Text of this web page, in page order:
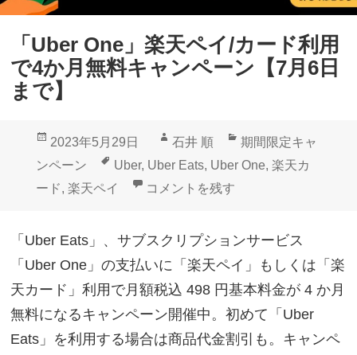
「Uber One」楽天ペイ/カード利用
で4か月無料キャンペーン【7月6日
まで】
投
稿
日:
2023年5月29日
作
成
者
石井 順
カ
テ
期間限定キャ
ンペーン
タ
グ
Uber, Uber Eats, Uber One, 楽天カ
ード, 楽天ペイ 「Uber One」楽天ペイ/カード利用
コメントを残す
「Uber Eats」、サブスクリプションサービス
「Uber One」の支払いに「楽天ペイ」もしくは「楽
天カード」利用で月額税込 498 円基本料金が 4 か月
無料になるキャンペーン開催中。初めて「Uber
Eats」を利用する場合は商品代金割引も。キャンペ